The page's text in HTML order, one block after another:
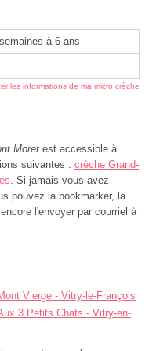
à 6 ans
les informations de ma micro crèche
Moret est accessible à
suivantes : crèche Grand-
. Si jamais vous avez
pouvez la bookmarker, la
l'envoyer par courriel à
Vierge - Vitry-le-François
3 Petits Chats - Vitry-en-